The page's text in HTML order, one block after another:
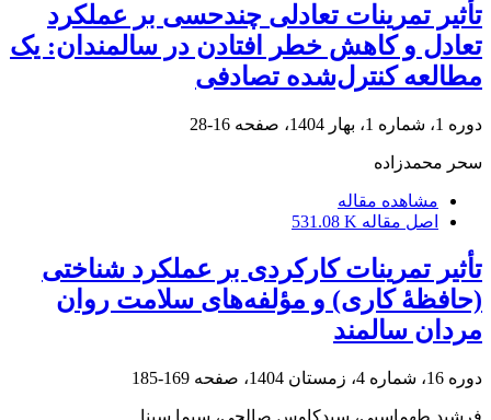
تأثیر تمرینات تعادلی چندحسی بر عملکرد
تعادل و کاهش خطر افتادن در سالمندان: یک
مطالعه کنترل‌شده تصادفی
دوره 1، شماره 1، بهار 1404، صفحه 16-28
سحر محمدزاده
مشاهده مقاله
اصل مقاله 531.08 K
تأثیر تمرینات کارکردی بر عملکرد شناختی
(حافظۀ کاری) و مؤلفه‌های سلامت روان
مردان سالمند
دوره 16، شماره 4، زمستان 1404، صفحه 169-185
فرشید طهماسبی، سیدکاوس صالحی، سیما سینا